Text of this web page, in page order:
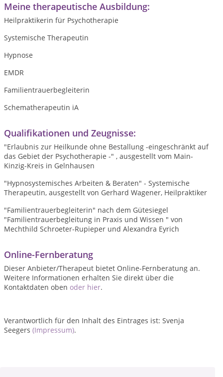
Meine therapeutische Ausbildung:
Heilpraktikerin für Psychotherapie
Systemische Therapeutin
Hypnose
EMDR
Familientrauerbegleiterin
Schematherapeutin iA
Qualifikationen und Zeugnisse:
"Erlaubnis zur Heilkunde ohne Bestallung -eingeschränkt auf
das Gebiet der Psychotherapie -" , ausgestellt vom Main-
Kinzig-Kreis in Gelnhausen
"Hypnosystemisches Arbeiten & Beraten" - Systemische
Therapeutin, ausgestellt von Gerhard Wagener, Heilpraktiker
"Familientrauerbegleiterin" nach dem Gütesiegel
"Familientrauerbegleitung in Praxis und Wissen " von
Mechthild Schroeter-Rupieper und Alexandra Eyrich
Online-Fernberatung
Dieser Anbieter/Therapeut bietet Online-Fernberatung an.
Weitere Informationen erhalten Sie direkt über die
Kontaktdaten oben oder hier.
Verantwortlich für den Inhalt des Eintrages ist: Svenja
Seegers (Impressum).